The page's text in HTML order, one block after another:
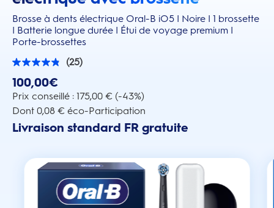
Brosse à dents électrique Oral-B iO5 | Noire | 1 brossette
| Batterie longue durée | Étui de voyage premium |
Porte-brossettes
(25)
4.9
étoiles.
avis
100,00€
Prix conseillé : 175,00 € (-43%)
Dont 0,08 € éco-Participation
Livraison standard FR gratuite